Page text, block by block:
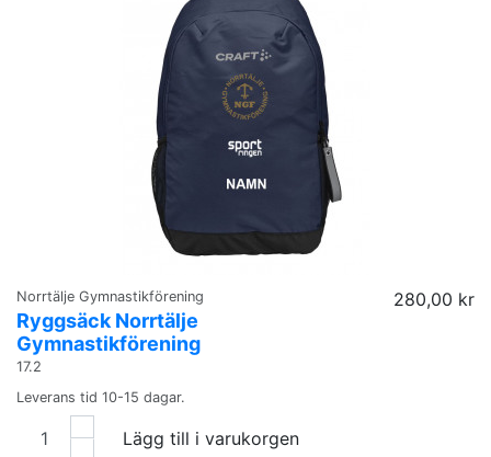
Norrtälje Gymnastikförening
Ryggsäck Norrtälje
Gymnastikförening
17.2
280,00 kr
Leverans tid 10-15 dagar.
Lägg till i varukorgen